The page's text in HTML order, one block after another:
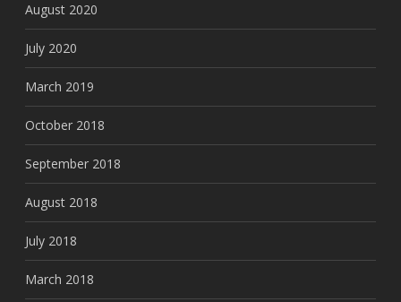
August 2020
July 2020
March 2019
October 2018
September 2018
August 2018
July 2018
March 2018